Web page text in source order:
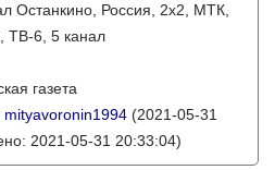
Останкино, Россия, 2х2, МТК,
ТВ-6, 5 канал
газета
mityavoronin1994 (2021-05-31
2021-05-31 20:33:04)